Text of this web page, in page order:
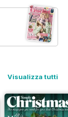
Visualizza tutti